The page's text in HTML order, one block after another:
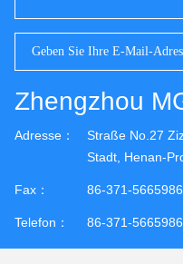
Adresse：
Straße No.27
Stadt, Henan-
Fax： 86-371-
Telefon： 86-371-